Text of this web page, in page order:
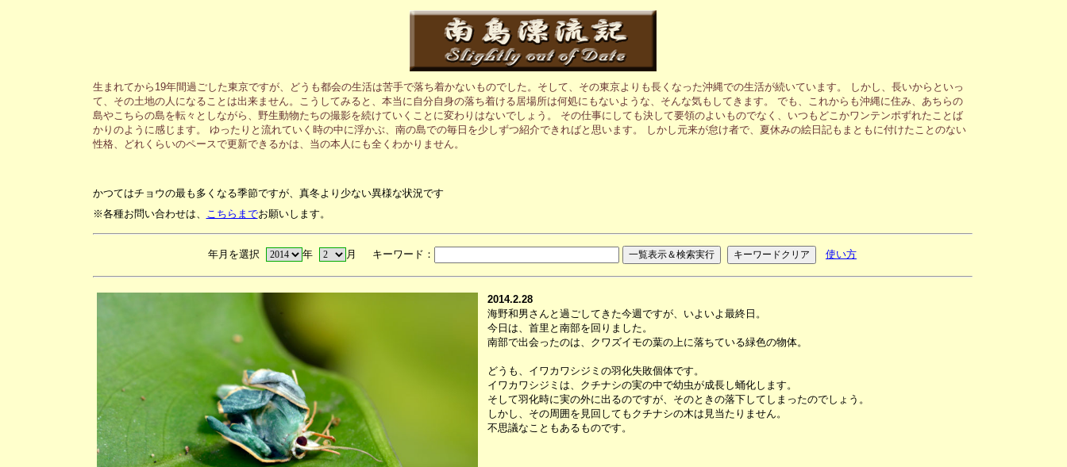
生まれてから19年間過ごした東京ですが、どうも都会の生活は苦手で落ち着かないものでした。そして、その東京よりも長くなった沖縄での生活が続いています。 しかし、長いからといっ
て、その土地の人になることは出来ません。こうしてみると、本当に自分自身の落ち着ける居場所は何処にもないような、そんな気もしてきます。 でも、これからも沖縄に住み、あちらの
島やこちらの島を転々としながら、野生動物たちの撮影を続けていくことに変わりはないでしょう。 その仕事にしても決して要領のよいものでなく、いつもどこかワンテンポずれたことば
かりのように感じます。 ゆったりと流れていく時の中に浮かぶ、南の島での毎日を少しずつ紹介できればと思います。 しかし元来が怠け者で、夏休みの絵日記もまともに付けたことのない
性格、どれくらいのペースで更新できるかは、当の本人にも全くわかりません。
かつてはチョウの最も多くなる季節ですが、真冬より少ない異様な状況です
※各種お問い合わせは、 こちらまでお願いします。
年月を選択 年 月 キーワード： 使い方
2014.2.28
海野和男さんと過ごしてきた今週ですが、いよいよ最終日。
今日は、首里と南部を回りました。
南部で出会ったのは、クワズイモの葉の上に落ちている緑色の物体。
どうも、イワカワシジミの羽化失敗個体です。
イワカワシジミは、クチナシの実の中で幼虫が成長し蛹化します。
そして羽化時に実の外に出るのですが、そのときの落下してしまったのでしょう。
しかし、その周囲を見回してもクチナシの木は見当たりません。
不思議なこともあるものです。